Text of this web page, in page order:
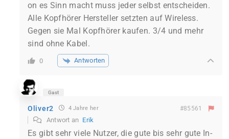
on es Sinn macht muss jeder selbst entscheiden.
Alle Kopfhörer Hersteller setzten auf Wireless.
Gegen sie Mal Kopfhörer kaufen. 3/4 und mehr
sind ohne Kabel.
0 Antworten
Gast
Oliver2 4 Jahre her #85561
Antwort an Erik
Es gibt sehr viele Nutzer, die gute bis sehr gute In-